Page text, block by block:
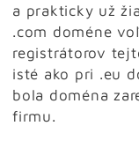
a prakticky už
.com doméne
registrátorov
isté ako pri .eu
bola doména
firmu.